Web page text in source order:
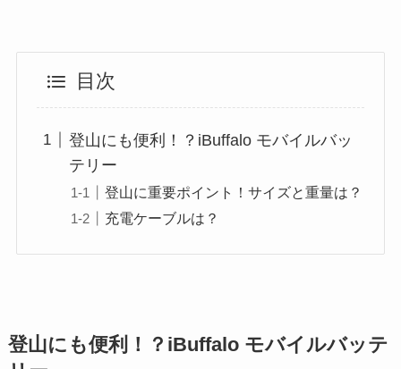
目次
登山にも便利！？iBuffalo モバイルバッ
テリー
登山に重要ポイント！サイズと重量は？
充電ケーブルは？
登山にも便利！？iBuffalo モバイルバッテ